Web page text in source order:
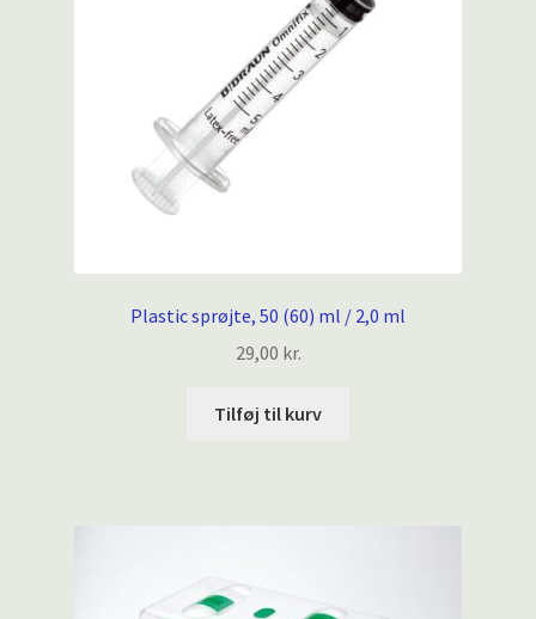
Plastic sprøjte, 50 (60) ml / 2,0 ml
29,00 kr.
Tilføj til kurv